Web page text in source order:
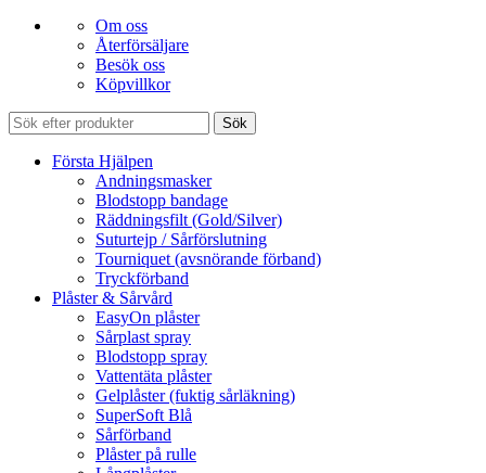
Om oss
Återförsäljare
Besök oss
Köpvillkor
Sök
Första Hjälpen
Andningsmasker
Blodstopp bandage
Räddningsfilt (Gold/Silver)
Suturtejp / Sårförslutning
Tourniquet (avsnörande förband)
Tryckförband
Plåster & Sårvård
EasyOn plåster
Sårplast spray
Blodstopp spray
Vattentäta plåster
Gelplåster (fuktig sårläkning)
SuperSoft Blå
Sårförband
Plåster på rulle